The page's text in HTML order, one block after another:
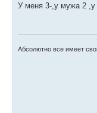
У меня 3-,у мужа 2 ,у
Абсолютно все имеет